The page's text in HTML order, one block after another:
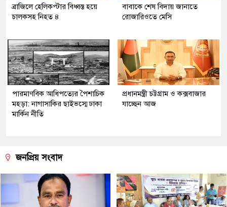
ব্রাজিলে হেলিকপ্টার বিধ্বস্ত হয়ে
চালকসহ নিহত ৪
বাবাকে শেষ বিদায় জানাতে
রোজারিওতে মেসি
পারমাণবিক আধিপত্যের পৈশাচিক
মহড়া: নাগাসাকির ছাইভস্মে ঢাকা
মার্কিন নীতি
প্রধানমন্ত্রী চট্টগ্রাম ও কক্সবাজার
যাচ্ছেন আজ
জনপ্রিয় সংবাদ